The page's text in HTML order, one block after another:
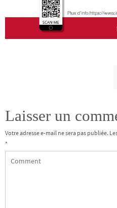
Laisser un
Votre adresse e-mail ne sera pas publiée.
*